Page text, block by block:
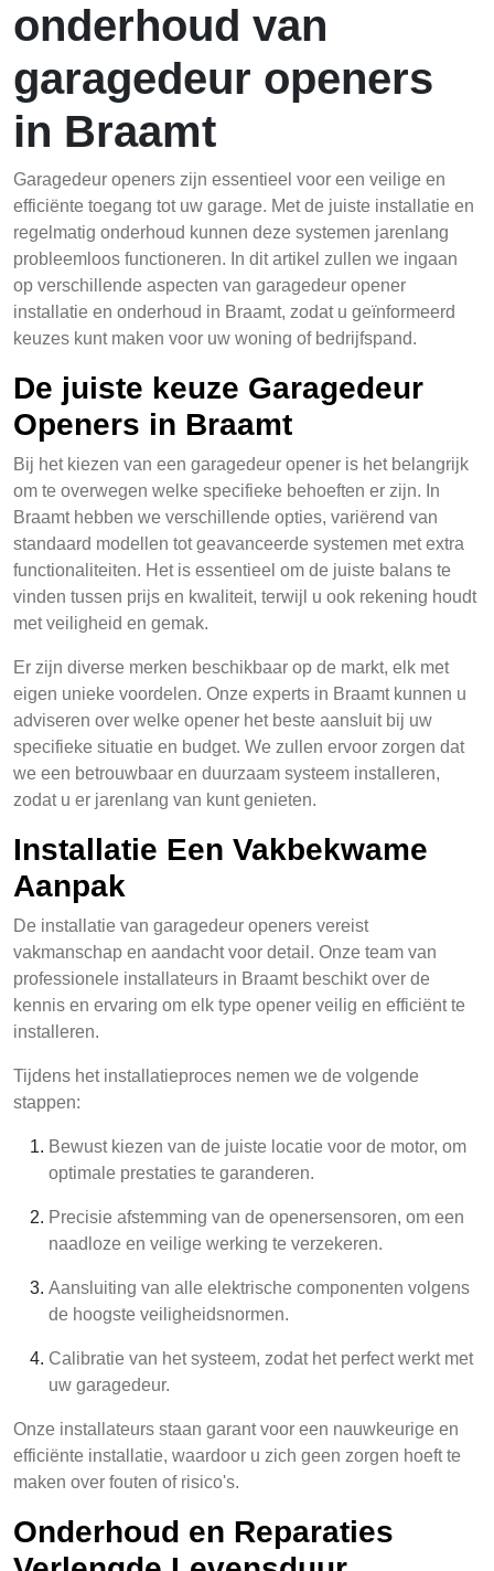
onderhoud van
garagedeur openers
in Braamt
Garagedeur openers zijn essentieel voor een veilige en
efficiënte toegang tot uw garage. Met de juiste installatie en
regelmatig onderhoud kunnen deze systemen jarenlang
probleemloos functioneren. In dit artikel zullen we ingaan
op verschillende aspecten van garagedeur opener
installatie en onderhoud in Braamt, zodat u geïnformeerd
keuzes kunt maken voor uw woning of bedrijfspand.
De juiste keuze Garagedeur
Openers in Braamt
Bij het kiezen van een garagedeur opener is het belangrijk
om te overwegen welke specifieke behoeften er zijn. In
Braamt hebben we verschillende opties, variërend van
standaard modellen tot geavanceerde systemen met extra
functionaliteiten. Het is essentieel om de juiste balans te
vinden tussen prijs en kwaliteit, terwijl u ook rekening houdt
met veiligheid en gemak.
Er zijn diverse merken beschikbaar op de markt, elk met
eigen unieke voordelen. Onze experts in Braamt kunnen u
adviseren over welke opener het beste aansluit bij uw
specifieke situatie en budget. We zullen ervoor zorgen dat
we een betrouwbaar en duurzaam systeem installeren,
zodat u er jarenlang van kunt genieten.
Installatie Een Vakbekwame
Aanpak
De installatie van garagedeur openers vereist
vakmanschap en aandacht voor detail. Onze team van
professionele installateurs in Braamt beschikt over de
kennis en ervaring om elk type opener veilig en efficiënt te
installeren.
Tijdens het installatieproces nemen we de volgende
stappen:
Bewust kiezen van de juiste locatie voor de motor, om
optimale prestaties te garanderen.
Precisie afstemming van de openersensoren, om een
naadloze en veilige werking te verzekeren.
Aansluiting van alle elektrische componenten volgens
de hoogste veiligheidsnormen.
Calibratie van het systeem, zodat het perfect werkt met
uw garagedeur.
Onze installateurs staan garant voor een nauwkeurige en
efficiënte installatie, waardoor u zich geen zorgen hoeft te
maken over fouten of risico's.
Onderhoud en Reparaties